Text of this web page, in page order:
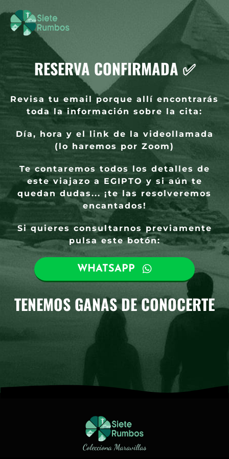
RESERVA CONFIRMADA ✅​
Revisa tu email porque allí encontrarás
toda la información sobre la cita:
Día, hora y el link de la videollamada
(lo haremos por Zoom)
Te contaremos todos los detalles de
este viajazo a EGIPTO y si aún te
quedan dudas... ¡te las resolveremos
encantados!
Si quieres consultarnos previamente
pulsa este botón:
WHATSAPP
TENEMOS GANAS DE CONOCERTE
Colecciona Maravillas